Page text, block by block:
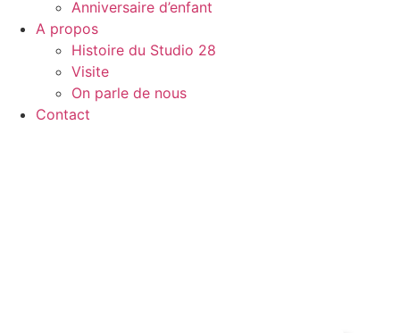
Anniversaire d’enfant
A propos
Histoire du Studio 28
Visite
On parle de nous
Contact